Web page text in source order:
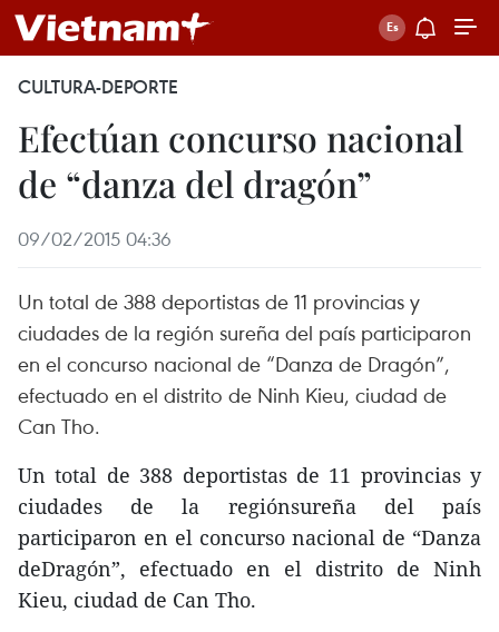
CULTURA-DEPORTE
Efectúan concurso nacional
de “danza del dragón”
09/02/2015 04:36
Un total de 388 deportistas de 11 provincias y
ciudades de la región sureña del país participaron
en el concurso nacional de “Danza de Dragón”,
efectuado en el distrito de Ninh Kieu, ciudad de
Can Tho.
Un total de 388 deportistas de 11 provincias y
ciudades de la regiónsureña del país
participaron en el concurso nacional de “Danza
deDragón”, efectuado en el distrito de Ninh
Kieu, ciudad de Can Tho.